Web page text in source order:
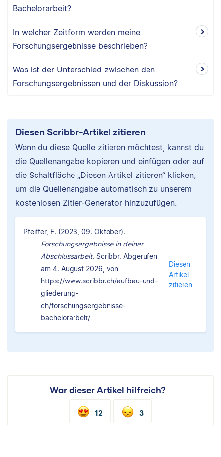
Bachelorarbeit?
In welcher Zeitform werden meine
Forschungsergebnisse beschrieben?
Was ist der Unterschied zwischen den
Forschungsergebnissen und der Diskussion?
Diesen Scribbr-Artikel zitieren
Wenn du diese Quelle zitieren möchtest, kannst du
die Quellenangabe kopieren und einfügen oder auf
die Schaltfläche „Diesen Artikel zitieren“ klicken,
um die Quellenangabe automatisch zu unserem
kostenlosen Zitier-Generator hinzuzufügen.
Pfeiffer, F. (2023, 09. Oktober).
Forschungsergebnisse in deiner
Abschlussarbeit. Scribbr. Abgerufen
am 4. August 2026, von
https://www.scribbr.ch/aufbau-und-
gliederung-
ch/forschungsergebnisse-
bachelorarbeit/
Diesen
Artikel
zitieren
War dieser Artikel hilfreich?
12 3